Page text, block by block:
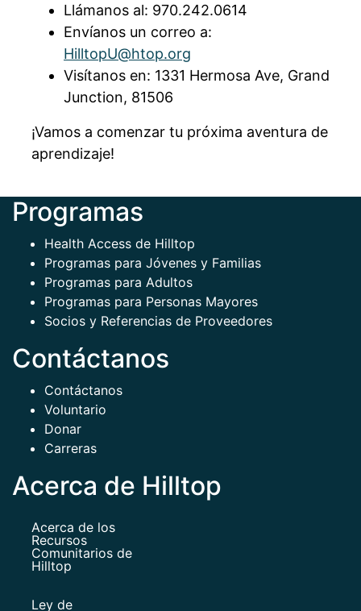
Llámanos al: 970.242.0614
Envíanos un correo a:
HilltopU@htop.org
Visítanos en: 1331 Hermosa Ave, Grand
Junction, 81506
¡Vamos a comenzar tu próxima aventura de
aprendizaje!
Programas
Health Access de Hilltop
Programas para Jóvenes y Familias
Programas para Adultos
Programas para Personas Mayores
Socios y Referencias de Proveedores
Contáctanos
Contáctanos
Voluntario
Donar
Carreras
Acerca de Hilltop
Acerca de los
Recursos
Comunitarios de
Hilltop
Ley de